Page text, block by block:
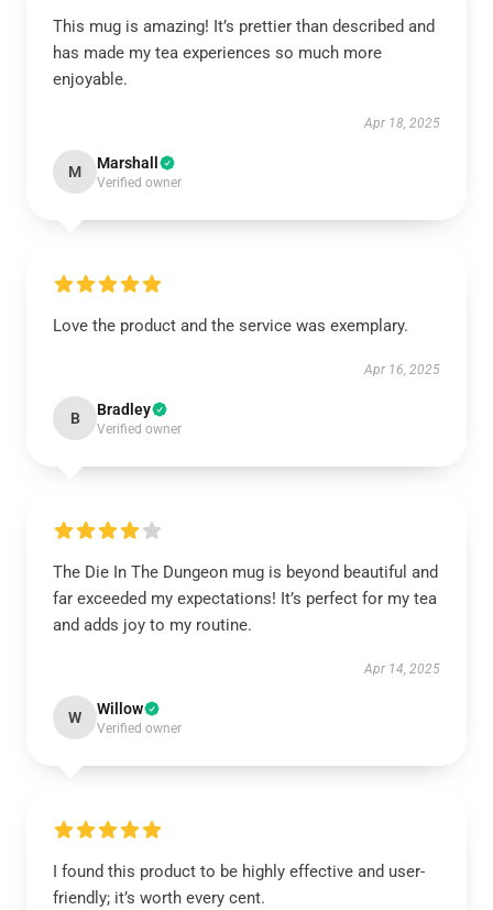
This mug is amazing! It’s prettier than described and
has made my tea experiences so much more
enjoyable.
Apr 18, 2025
M Marshall
Verified owner
Love the product and the service was exemplary.
Apr 16, 2025
B Bradley
Verified owner
The Die In The Dungeon mug is beyond beautiful and
far exceeded my expectations! It’s perfect for my tea
and adds joy to my routine.
Apr 14, 2025
W Willow
Verified owner
I found this product to be highly effective and user-
friendly; it’s worth every cent.